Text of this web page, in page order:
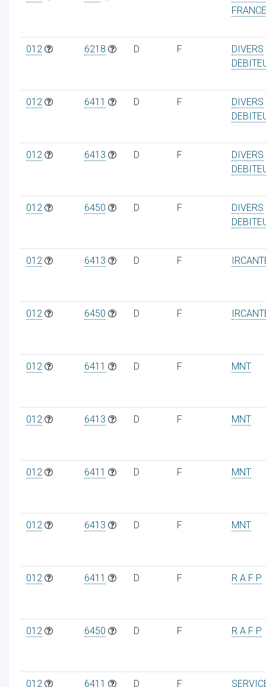
FRANCE
012 6218 D F
DIVERS
012 6411 D F
DIVERS
012 6413 D F
DIVERS
012 6450 D F
DIVERS
012 6413 D F
012 6450 D F
012 6411 D F MNT
012 6413 D F MNT
012 6411 D F MNT
012 6413 D F MNT
012 6411 D F R A F P
012 6450 D F R A F P
012 6411 D F